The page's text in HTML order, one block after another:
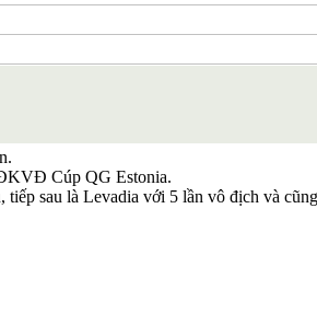
Kazakhstan
Moldova
Montenegro
Cúp QG Estonia.
tiếp sau là Levadia với 5 lần vô địch và